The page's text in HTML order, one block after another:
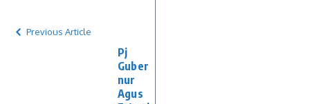
Previous Article
Pj
Guber
nur
Agus